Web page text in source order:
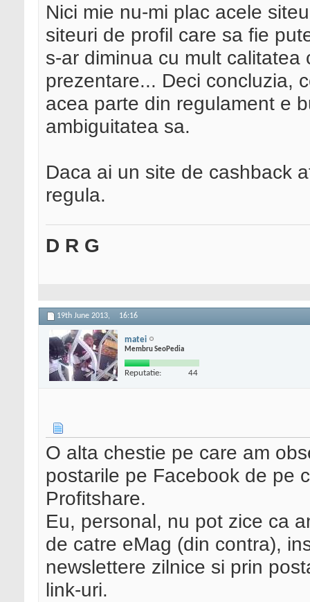
Nici mie nu-mi plac acele
siteuri de profil care sa fie
s-ar diminua cu mult
prezentare... Deci concluzia,
acea parte din regulament e
ambiguitatea sa.
Daca ai un site de cashback
regula.
D R G
19th June 2013, 16:16
matei
Membru SeoPedia
Reputatie: 44
O alta chestie pe care am
postarile pe Facebook de pe
Profitshare.
Eu, personal, nu pot zice ca
de catre eMag (din contra),
newslettere zilnice si prin
link-uri.